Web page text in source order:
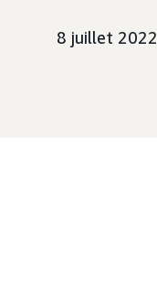
8 juillet 2022